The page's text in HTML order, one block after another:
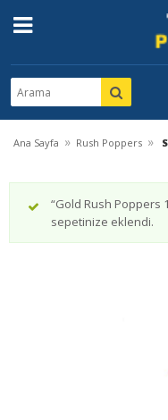
Ana Sayfa » Rush Poppers »
“Gold Rush Poppers
sepetinize eklendi.